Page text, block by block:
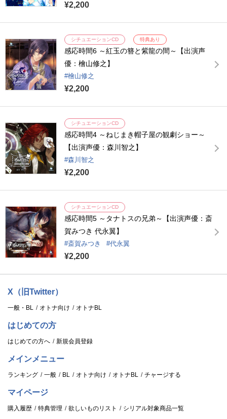
¥2,200
シチュエーションCD 特典あり
感応時間6 ～紅玉の簪と紫龍の間～【出演声
優：檜山修之】
檜山修之
¥2,200
シチュエーションCD
感応時間4 ～ねじまき帽子屋の観劇ショー～
【出演声優：森川智之】
森川智之
¥2,200
シチュエーションCD
感応時間5 ～タナトスの兄弟～【出演声優：斎
賀みつき 代永翼】
斎賀みつき 代永翼
¥2,200
X（旧Twitter）
一般・BL オトナ向け オトナBL
はじめての方
はじめての方へ 新規会員登録
メインメニュー
ランキング 一般 BL オトナ向け オトナBL チャージする
マイページ
購入履歴 特典管理 欲しいものリスト シリアル対象商品一覧